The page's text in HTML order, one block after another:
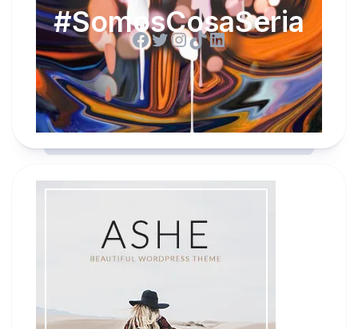
#SomosCosaSeria
Facebook
Twitter
Instagram
TikTok
LinkedIn